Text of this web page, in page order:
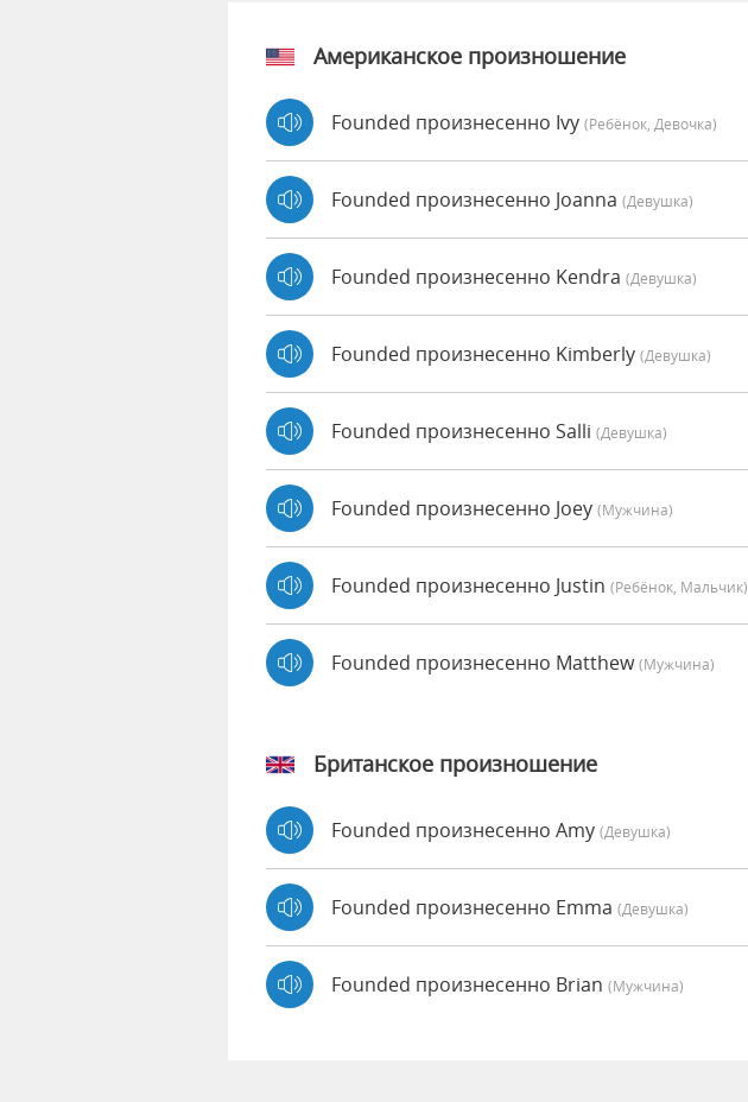
Американское произношение
Founded произнесенно Ivy (Ребёнок, Девочка)
Founded произнесенно Joanna (девушка)
Founded произнесенно Kendra (девушка)
Founded произнесенно Kimberly (девушка)
Founded произнесенно Salli (девушка)
Founded произнесенно Joey (мужчина)
Founded произнесенно Justin (Ребёнок, Мальчик)
Founded произнесенно Matthew(мужчина)
Британское произношение
Founded произнесенно Amy (девушка)
Founded произнесенно Emma (девушка)
Founded произнесенно Brian (мужчина)